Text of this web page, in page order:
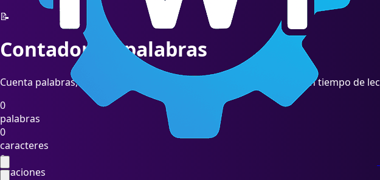
📝
Contador de palabras
Cuenta palabras, caracteres, oraciones y párrafos en tu texto. Obtén tiempo de
0
palabras
0
caracteres
0
oraciones